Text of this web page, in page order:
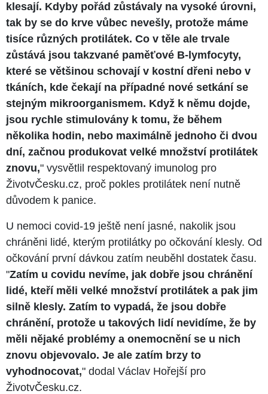
klesají. Kdyby pořád zůstávaly na vysoké úrovni,
tak by se do krve vůbec nevešly, protože máme
tisíce různých protilátek. Co v těle ale trvale
zůstává jsou takzvané paměťové B-lymfocyty,
které se většinou schovají v kostní dřeni nebo v
tkáních, kde čekají na případné nové setkání se
stejným mikroorganismem. Když k němu dojde,
jsou rychle stimulovány k tomu, že během
několika hodin, nebo maximálně jednoho či dvou
dní, začnou produkovat velké množství protilátek
znovu," vysvětlil respektovaný imunolog pro
ŽivotvČesku.cz, proč pokles protilátek není nutně
důvodem k panice.
U nemoci covid-19 ještě není jasné, nakolik jsou
chráněni lidé, kterým protilátky po očkování klesly. Od
očkování první dávkou zatím neuběhl dostatek času.
"Zatím u covidu nevíme, jak dobře jsou chránění
lidé, kteří měli velké množství protilátek a pak jim
silně klesly. Zatím to vypadá, že jsou dobře
chránění, protože u takových lidí nevidíme, že by
měli nějaké problémy a onemocnění se u nich
znovu objevovalo. Je ale zatím brzy to
vyhodnocovat," dodal Václav Hořejší pro
ŽivotvČesku.cz.